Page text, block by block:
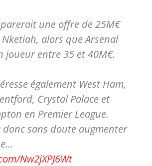
une offre de 25M€
alors que Arsenal
joueur entre 35 et 40M€.
également West Ham,
Crystal Palace et
en Premier League.
donc sans doute augmenter
Nw2jXPJ6Wt